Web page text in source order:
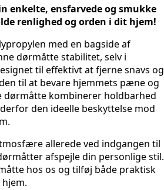
enkelte, ensfarvede og smukke
renlighed og orden i dit hjem!
med en bagside af
dørmåtte stabilitet, selv i
til effektivt at fjerne snavs og
til at bevare hjemmets pæne og
dørmåtte kombinerer holdbarhed
den ideelle beskyttelse mod
allerede ved indgangen til
afspejle din personlige stil.
hos os og tilføj både praktisk